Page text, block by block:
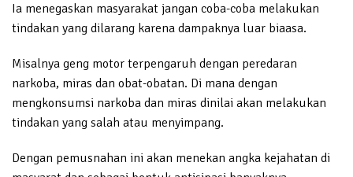
Ia menegaskan masyarakat jangan coba-coba melakukan
tindakan yang dilarang karena dampaknya luar biaasa.
Misalnya geng motor terpengaruh dengan peredaran
narkoba, miras dan obat-obatan. Di mana dengan
mengkonsumsi narkoba dan miras dinilai akan melakukan
tindakan yang salah atau menyimpang.
Dengan pemusnahan ini akan menekan angka kejahatan di